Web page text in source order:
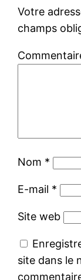
Votre
champs
Nom *
E-mail *
Site web
site dans le